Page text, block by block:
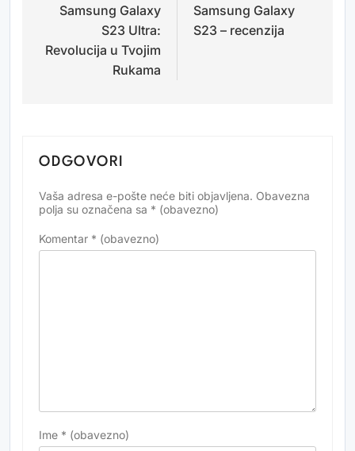
objava
Samsung Galaxy
S23 Ultra:
Revolucija u Tvojim
Rukama
Samsung Galaxy
S23 – recenzija
ODGOVORI
Vaša adresa e-pošte neće biti objavljena. Obavezna
polja su označena sa * (obavezno)
Komentar * (obavezno)
Ime * (obavezno)
Alternative: